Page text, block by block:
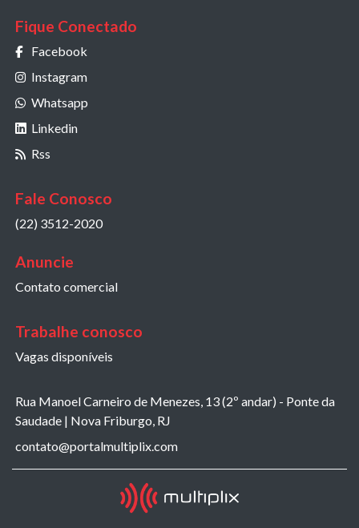
Fique Conectado
Facebook
Instagram
Whatsapp
Linkedin
Rss
Fale Conosco
(22) 3512-2020
Anuncie
Contato comercial
Trabalhe conosco
Vagas disponíveis
Rua Manoel Carneiro de Menezes, 13 (2º andar) - Ponte da
Saudade | Nova Friburgo, RJ
contato@portalmultiplix.com